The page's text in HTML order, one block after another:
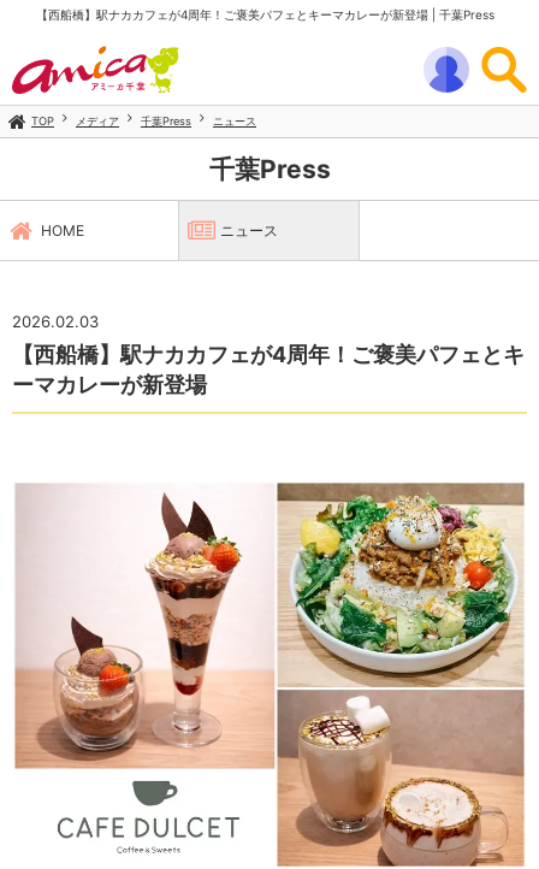
【西船橋】駅ナカカフェが4周年！ご褒美パフェとキーマカレーが新登場 | 千葉Press
TOP メディア 千葉Press ニュース
千葉Press
HOME ニュース
2026.02.03
【西船橋】駅ナカカフェが4周年！ご褒美パフェとキ
ーマカレーが新登場